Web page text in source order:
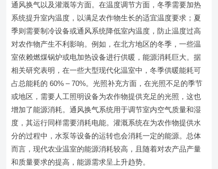
通风换气以及灌溉等方面。在温度调节方面，冬季需要加热
系统提升室内温度，以满足农作物生长的适宜温度要求；夏
季则需要制冷设备或通风系统降低室内温度，防止温度过高
对农作物产生不利影响。例如，在北方地区的冬季，一些温
室依赖燃煤锅炉或电加热设备进行供暖，能源消耗巨大。据
相关研究表明，在一些大型现代化温室中，冬季供暖能耗可
占总能耗的 60% – 70%。光照补充方面，在光照不足的季节
或地区，需要人工照明设备为农作物提供充足的光照，这也
增加了能源消耗。通风换气系统用于调节室内空气质量和湿
度，其运行同样需要消耗电能。灌溉系统在为农作物提供水
分的过程中，水泵等设备的运转也会消耗一定的能源。总体
而言，现代农业温室的能源消耗较高，且随着对农产品产量
和质量要求的提高，能源需求呈上升趋势。